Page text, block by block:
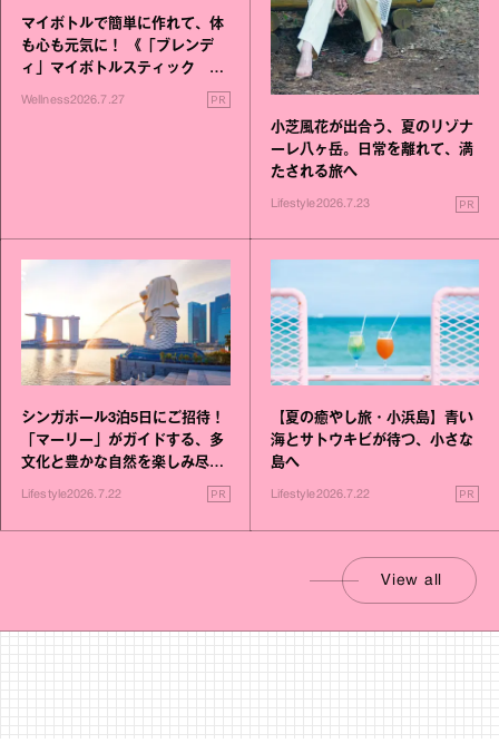
マイボトルで簡単に作れて、体
も心も元気に！ 《「ブレンデ
ィ」マイボトルスティック い
いこと毎日》シリーズが誕生
Wellness2026.7.27 PR
小芝風花が出合う、夏のリゾナ
ーレ八ヶ岳。日常を離れて、満
たされる旅へ
Lifestyle2026.7.23 PR
シンガポール3泊5日にご招待！
「マーリー」がガイドする、多
文化と豊かな自然を楽しみ尽く
Lifestyle2026.7.22 PR
【夏の癒やし旅・小浜島】青い
海とサトウキビが待つ、小さな
島へ
Lifestyle2026.7.22 PR
View all